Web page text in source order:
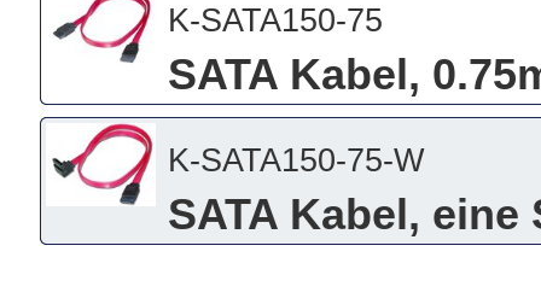
K-SATA150-75
SATA Kabel,
K-SATA150-75-W
SATA Kabel,